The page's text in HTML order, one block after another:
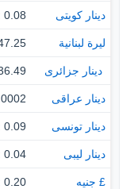
دينار كويتى 0.08 : KWD
ليرة لبنانية : LBP
‏ دينار جزائرى : DZD
دينار عراقى : IQD
دينار تونسى 0.09 : TND
دينار ليبى 0.04 : LYD
£ جنيه
0.20 : GBP